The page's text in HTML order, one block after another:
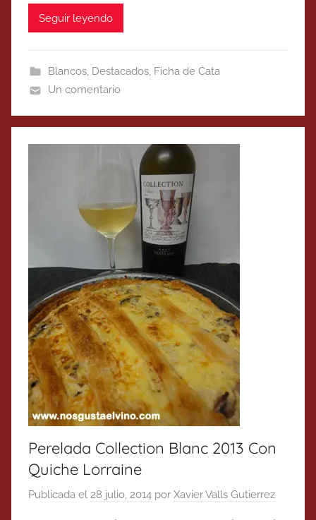
Seguir leyendo
Blancos, Destacados, Ficha de Cata
Un comentario
Perelada Collection Blanc 2013 Con
Quiche Lorraine
Publicada el 28 julio, 2014 por Xavier Valls Gutierrez